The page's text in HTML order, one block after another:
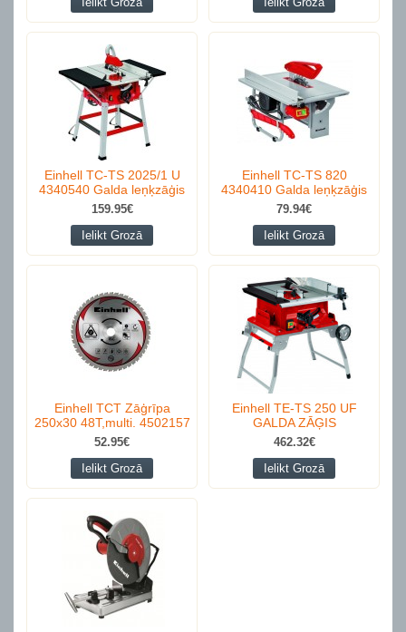
Einhell TC-TS 2025/1 U
4340540 Galda leņķzāģis
159.95€
Ielikt Grozā
Einhell TC-TS 820
4340410 Galda leņķzāģis
79.94€
Ielikt Grozā
Einhell TCT Zāģrīpa
250x30 48T,multi. 4502157
52.95€
Ielikt Grozā
Einhell TE-TS 250 UF
GALDA ZĀĢIS
462.32€
Ielikt Grozā